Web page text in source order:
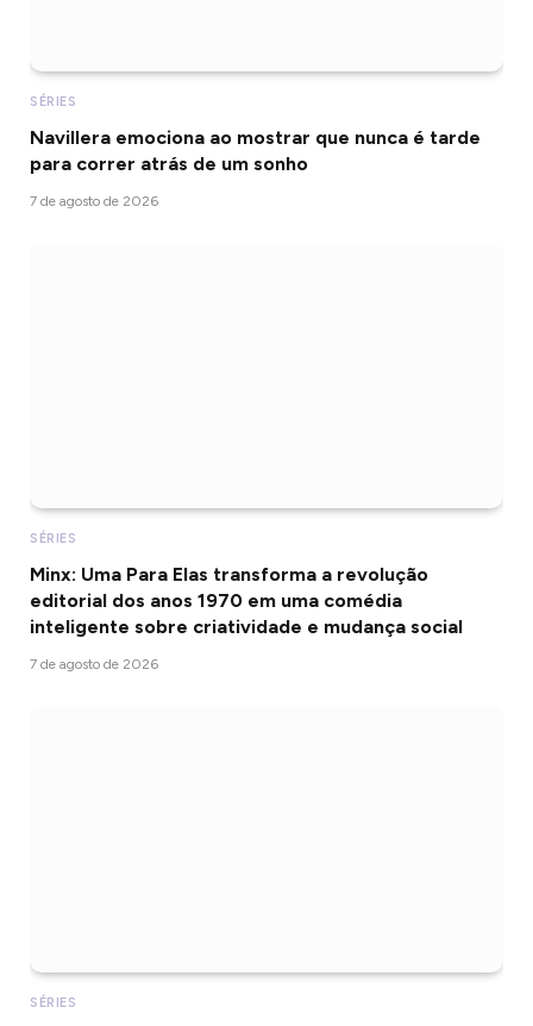
SÉRIES
Navillera emociona ao mostrar que nunca é tarde
para correr atrás de um sonho
7 de agosto de 2026
SÉRIES
Minx: Uma Para Elas transforma a revolução
editorial dos anos 1970 em uma comédia
inteligente sobre criatividade e mudança social
7 de agosto de 2026
SÉRIES